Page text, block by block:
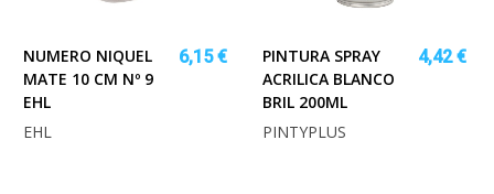
NUMERO NIQUEL
MATE 10 CM Nº 9
EHL
6,15 €
EHL
PINTURA SPRAY
ACRILICA BLANCO
BRIL 200ML
4,42 €
PINTYPLUS